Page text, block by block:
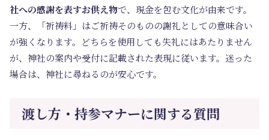
社への感謝を表すお供え物で、現金を包む文化が由来です。
一方、「祈祷料」はご祈祷そのものの謝礼としての意味合い
が強くなります。どちらを使用しても失礼にはあたりません
が、神社の案内や受付に記載された表現に従います。迷った
場合は、神社に尋ねるのが安心です。
渡し方・持参マナーに関する質問